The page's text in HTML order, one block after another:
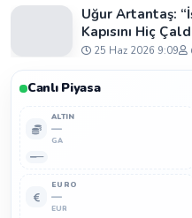
Uğur Artantaş:
Kapısını Hiç
25 Haz 2026 9:09
Canlı Piyasa
ALTIN
—
GA
—
EURO
—
EUR